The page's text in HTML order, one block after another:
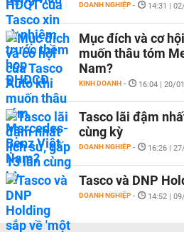
DOANH NGHIỆP - 14:31 |
Mục đích và cơ
muốn thâu tóm
Nam?
KINH DOANH - 16:04 | 20/
Tasco lãi đậm
cùng kỳ
DOANH NGHIỆP - 16:26 |
Tasco và DNP
DOANH NGHIỆP - 14:52 |